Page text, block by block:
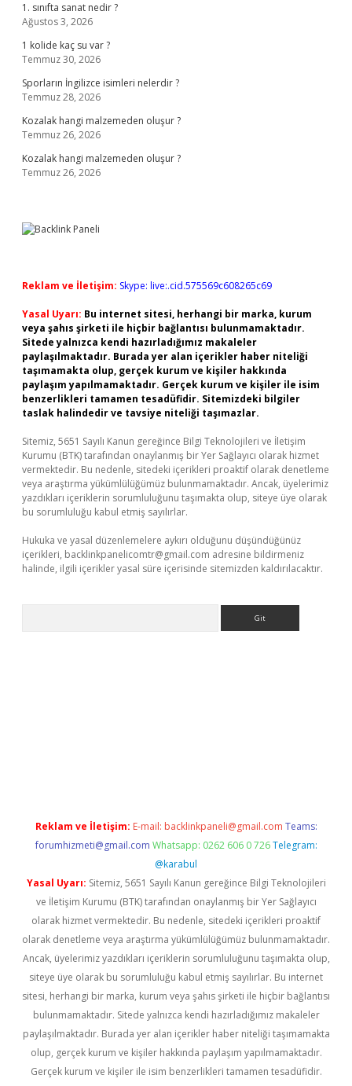
1. sınıfta sanat nedir ?
Ağustos 3, 2026
1 kolide kaç su var ?
Temmuz 30, 2026
Sporların İngilizce isimleri nelerdir ?
Temmuz 28, 2026
Kozalak hangi malzemeden oluşur ?
Temmuz 26, 2026
Kozalak hangi malzemeden oluşur ?
Temmuz 26, 2026
Reklam ve İletişim: Skype: live:.cid.575569c608265c69
Yasal Uyarı: Bu internet sitesi, herhangi bir marka, kurum
veya şahıs şirketi ile hiçbir bağlantısı bulunmamaktadır.
Sitede yalnızca kendi hazırladığımız makaleler
paylaşılmaktadır. Burada yer alan içerikler haber niteliği
taşımamakta olup, gerçek kurum ve kişiler hakkında
paylaşım yapılmamaktadır. Gerçek kurum ve kişiler ile isim
benzerlikleri tamamen tesadüfidir. Sitemizdeki bilgiler
taslak halindedir ve tavsiye niteliği taşımazlar.
Sitemiz, 5651 Sayılı Kanun gereğince Bilgi Teknolojileri ve İletişim
Kurumu (BTK) tarafından onaylanmış bir Yer Sağlayıcı olarak hizmet
vermektedir. Bu nedenle, sitedeki içerikleri proaktif olarak denetleme
veya araştırma yükümlülüğümüz bulunmamaktadır. Ancak, üyelerimiz
yazdıkları içeriklerin sorumluluğunu taşımakta olup, siteye üye olarak
bu sorumluluğu kabul etmiş sayılırlar.
Hukuka ve yasal düzenlemelere aykırı olduğunu düşündüğünüz
içerikleri, backlinkpanelicomtr@gmail.com adresine bildirmeniz
halinde, ilgili içerikler yasal süre içerisinde sitemizden kaldırılacaktır.
Reklam ve İletişim: E-mail: backlinkpaneli@gmail.com Teams:
forumhizmeti@gmail.com Whatsapp: 0262 606 0 726 Telegram:
@karabul
Yasal Uyarı: Sitemiz, 5651 Sayılı Kanun gereğince Bilgi Teknolojileri
ve İletişim Kurumu (BTK) tarafından onaylanmış bir Yer Sağlayıcı
olarak hizmet vermektedir. Bu nedenle, sitedeki içerikleri proaktif
olarak denetleme veya araştırma yükümlülüğümüz bulunmamaktadır.
Ancak, üyelerimiz yazdıkları içeriklerin sorumluluğunu taşımakta olup,
siteye üye olarak bu sorumluluğu kabul etmiş sayılırlar. Bu internet
sitesi, herhangi bir marka, kurum veya şahıs şirketi ile hiçbir bağlantısı
bulunmamaktadır. Sitede yalnızca kendi hazırladığımız makaleler
paylaşılmaktadır. Burada yer alan içerikler haber niteliği taşımamakta
olup, gerçek kurum ve kişiler hakkında paylaşım yapılmamaktadır.
Gerçek kurum ve kişiler ile isim benzerlikleri tamamen tesadüfidir.